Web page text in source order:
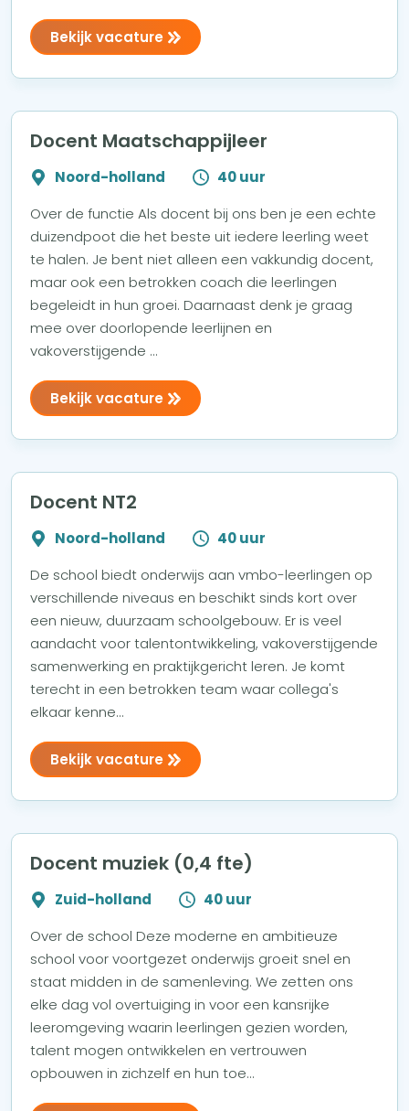
Bekijk vacature
Docent Maatschappijleer
Noord-holland
40 uur
Over de functie Als docent bij ons ben je een echte
duizendpoot die het beste uit iedere leerling weet
te halen. Je bent niet alleen een vakkundig docent,
maar ook een betrokken coach die leerlingen
begeleidt in hun groei. Daarnaast denk je graag
mee over doorlopende leerlijnen en
vakoverstijgende ...
Bekijk vacature
Docent NT2
Noord-holland
40 uur
De school biedt onderwijs aan vmbo-leerlingen op
verschillende niveaus en beschikt sinds kort over
een nieuw, duurzaam schoolgebouw. Er is veel
aandacht voor talentontwikkeling, vakoverstijgende
samenwerking en praktijkgericht leren. Je komt
terecht in een betrokken team waar collega's
elkaar kenne...
Bekijk vacature
Docent muziek (0,4 fte)
Zuid-holland
40 uur
Over de school Deze moderne en ambitieuze
school voor voortgezet onderwijs groeit snel en
staat midden in de samenleving. We zetten ons
elke dag vol overtuiging in voor een kansrijke
leeromgeving waarin leerlingen gezien worden,
talent mogen ontwikkelen en vertrouwen
opbouwen in zichzelf en hun toe...